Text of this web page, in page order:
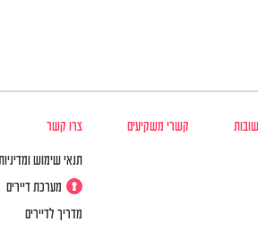
קשרי משקיעים צרו קשר
תנאי שימוש
מערכת דיירים
מדריך לדיירים